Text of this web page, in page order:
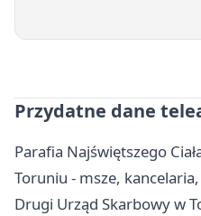
Przydatne dane
Parafia Najświętszego
Toruniu - msze,
Drugi Urząd Skarbowy w